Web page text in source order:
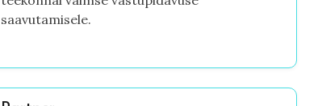
saavutamisele.